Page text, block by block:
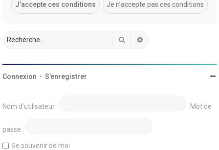
Rechercher
Connexion • S’enregistrer
Nom d’utilisateur : Mot de
passe :
Se souvenir de moi